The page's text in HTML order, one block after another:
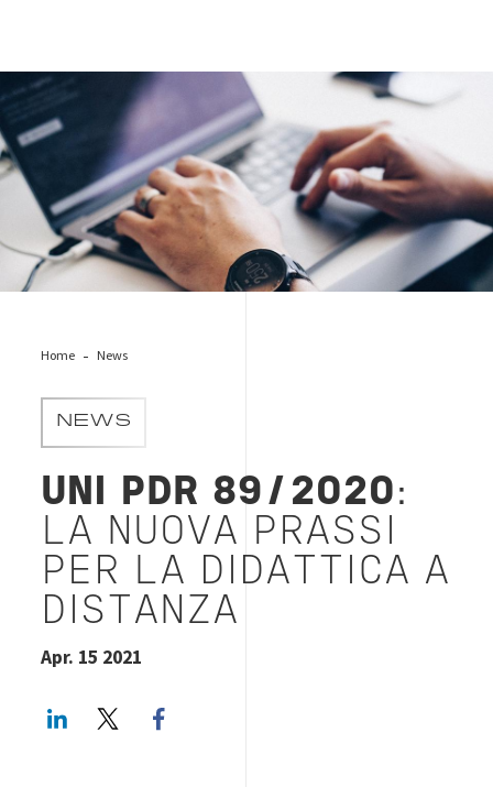
training-pc
Home News
NEWS
UNI PDR 89/2020:
LA NUOVA PRASSI
PER LA DIDATTICA A
DISTANZA
Apr. 15 2021
LinkedInTwitter